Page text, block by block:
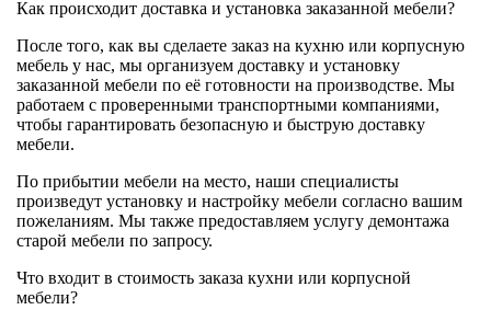
Как происходит доставка и установка заказанной мебели?
После того, как вы сделаете заказ на кухню или корпусную
мебель у нас, мы организуем доставку и установку
заказанной мебели по её готовности на производстве. Мы
работаем с проверенными транспортными компаниями,
чтобы гарантировать безопасную и быструю доставку
мебели.
По прибытии мебели на место, наши специалисты
произведут установку и настройку мебели согласно вашим
пожеланиям. Мы также предоставляем услугу демонтажа
старой мебели по запросу.
Что входит в стоимость заказа кухни или корпусной
мебели?